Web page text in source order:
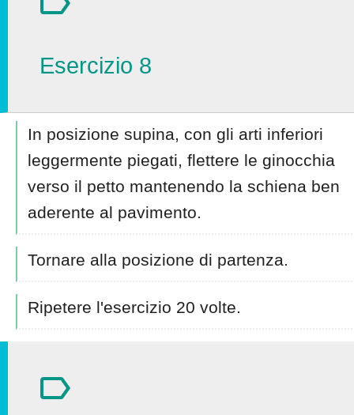
Esercizio 8
In posizione supina, con gli arti inferiori
leggermente piegati, flettere le ginocchia
verso il petto mantenendo la schiena ben
aderente al pavimento.
Tornare alla posizione di partenza.
Ripetere l'esercizio 20 volte.